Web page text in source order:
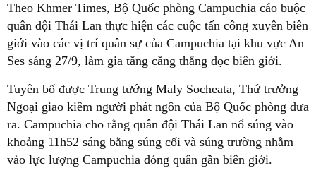
Theo Khmer Times, Bộ Quốc phòng Campuchia cáo buộc
quân đội Thái Lan thực hiện các cuộc tấn công xuyên biên
giới vào các vị trí quân sự của Campuchia tại khu vực An
Ses sáng 27/9, làm gia tăng căng thẳng dọc biên giới.
Tuyên bố được Trung tướng Maly Socheata, Thứ trưởng
Ngoại giao kiêm người phát ngôn của Bộ Quốc phòng đưa
ra. Campuchia cho rằng quân đội Thái Lan nổ súng vào
khoảng 11h52 sáng bằng súng cối và súng trường nhằm
vào lực lượng Campuchia đóng quân gần biên giới.